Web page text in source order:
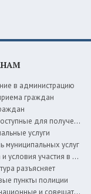
в администрацию
граждан
для получения в электронной форме
услуги
муниципальных услуг
участия в жилищных программах
разъясняет
пункты полиции
и совещательные органы